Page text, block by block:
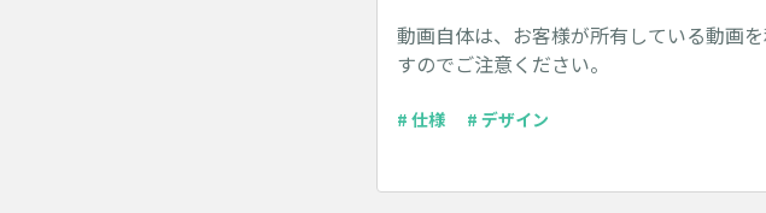
動画自体は、お客様が所有している動画
すのでご注意ください。
# 仕様 # デザイン